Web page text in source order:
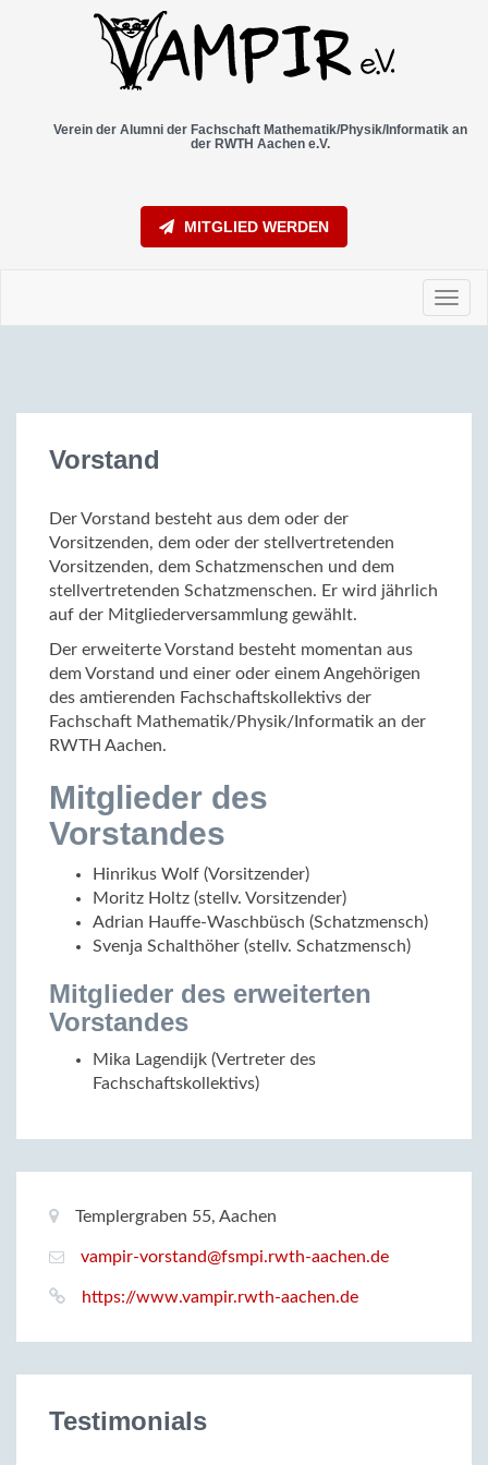
Verein der Alumni der Fachschaft Mathematik/Physik/Informatik an
der RWTH Aachen e.V.
MITGLIED WERDEN
Vorstand
Der Vorstand besteht aus dem oder der
Vorsitzenden, dem oder der stellvertretenden
Vorsitzenden, dem Schatzmenschen und dem
stellvertretenden Schatzmenschen. Er wird jährlich
auf der Mitgliederversammlung gewählt.
Der erweiterte Vorstand besteht momentan aus
dem Vorstand und einer oder einem Angehörigen
des amtierenden Fachschaftskollektivs der
Fachschaft Mathematik/Physik/Informatik an der
RWTH Aachen.
Mitglieder des
Vorstandes
Hinrikus Wolf (Vorsitzender)
Moritz Holtz (stellv. Vorsitzender)
Adrian Hauffe-Waschbüsch (Schatzmensch)
Svenja Schalthöher (stellv. Schatzmensch)
Mitglieder des erweiterten
Vorstandes
Mika Lagendijk (Vertreter des
Fachschaftskollektivs)
Basic
Information
Location:
Templergraben 55, Aachen
Email:
vampir‑vorstand@fsmpi.rwth‑aachen.de
Website:
https://www.vampir.rwth-aachen.de
Testimonials